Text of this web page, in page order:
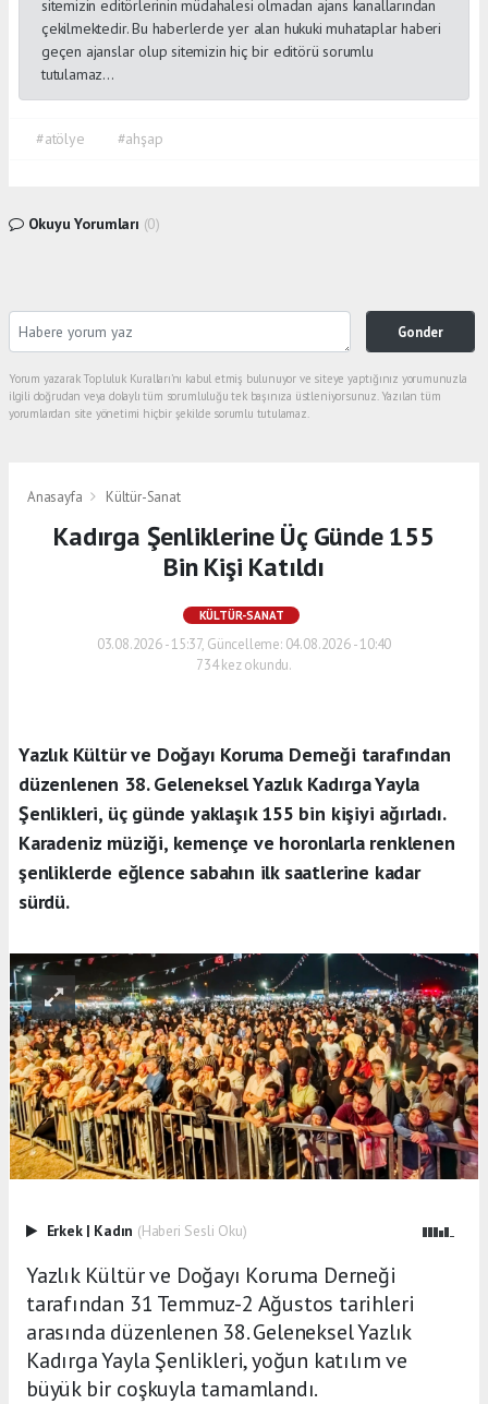
sitemizin editörlerinin müdahalesi olmadan ajans kanallarından
çekilmektedir. Bu haberlerde yer alan hukuki muhataplar haberi
geçen ajanslar olup sitemizin hiç bir editörü sorumlu
tutulamaz...
#atölye #ahşap
Okuyu Yorumları (0)
Gonder
Yorum yazarak Topluluk Kuralları’nı kabul etmiş bulunuyor ve siteye yaptığınız yorumunuzla
ilgili doğrudan veya dolaylı tüm sorumluluğu tek başınıza üstleniyorsunuz. Yazılan tüm
yorumlardan site yönetimi hiçbir şekilde sorumlu tutulamaz.
Anasayfa Kültür-Sanat
Kadırga Şenliklerine Üç Günde 155
Bin Kişi Katıldı
KÜLTÜR-SANAT
03.08.2026 - 15:37, Güncelleme: 04.08.2026 - 10:40
734 kez okundu.
Yazlık Kültür ve Doğayı Koruma Derneği tarafından
düzenlenen 38. Geleneksel Yazlık Kadırga Yayla
Şenlikleri, üç günde yaklaşık 155 bin kişiyi ağırladı.
Karadeniz müziği, kemençe ve horonlarla renklenen
şenliklerde eğlence sabahın ilk saatlerine kadar
sürdü.
Erkek | Kadın (Haberi Sesli Oku)
Yazlık Kültür ve Doğayı Koruma Derneği
tarafından 31 Temmuz-2 Ağustos tarihleri
arasında düzenlenen 38. Geleneksel Yazlık
Kadırga Yayla Şenlikleri, yoğun katılım ve
büyük bir coşkuyla tamamlandı.